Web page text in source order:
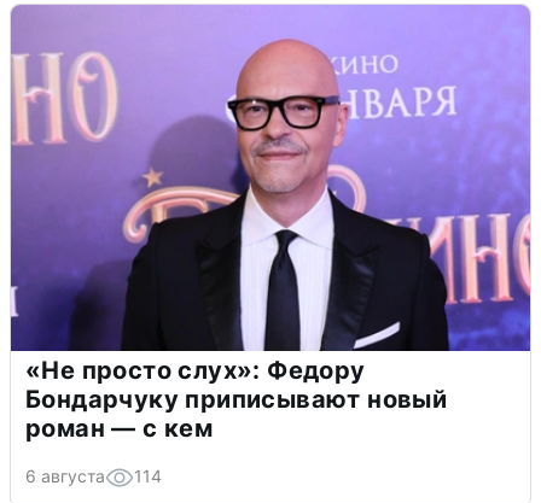
«Не просто слух»: Федору
Бондарчуку приписывают новый
роман — с кем
6 августа 114